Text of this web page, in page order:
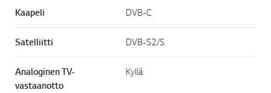
Kaapeli DVB-C
Satelliitti DVB-S2/S
Analoginen TV-
vastaanotto
Kyllä